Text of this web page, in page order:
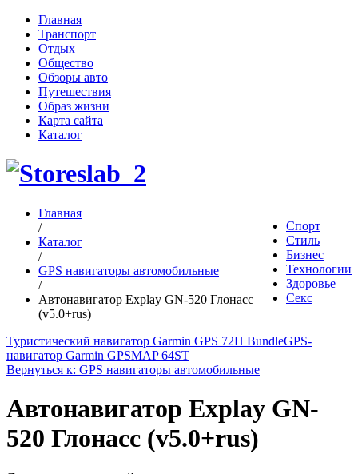
Главная
Транспорт
Отдых
Общество
Обзоры авто
Путешествия
Образ жизни
Карта сайта
Каталог
Спорт
Стиль
Бизнес
Технологии
Здоровье
Секс
Главная
/
Каталог
/
GPS навигаторы автомобильные
/
Автонавигатор Explay GN-520 Глонасс
(v5.0+rus)
Туристический навигатор Garmin GPS 72H BundleGPS-
навигатор Garmin GPSMAP 64ST
Вернуться к: GPS навигаторы автомобильные
Автонавигатор Explay GN-
520 Глонасс (v5.0+rus)